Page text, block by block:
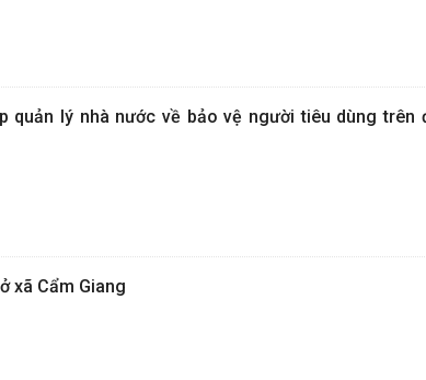
quản lý nhà nước về bảo vệ người tiêu dùng trên
xã Cẩm Giang